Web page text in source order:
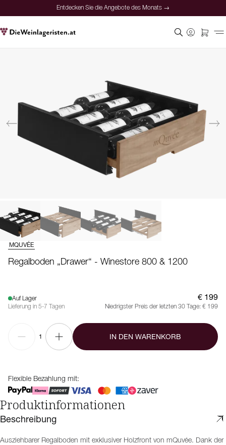
Entdecken Sie die Angebote des Monats →
MQUVÉE
Regalboden „Drawer“ - Winestore 800 & 1200
Auf Lager
Lieferung in 5-7 Tagen
€ 199
Niedrigster Preis der letzten 30 Tage: € 199
1 IN DEN WARENKORB
Flexible Bezahlung mit:
Produktinformationen
Beschreibung
Ausziehbarer Regalboden mit exklusiver Holzfront von mQuvée. Dank der